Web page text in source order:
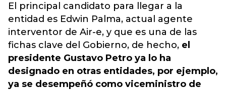
El principal candidato para llegar a la
entidad es Edwin Palma, actual agente
interventor de Air-e, y que es una de las
fichas clave del Gobierno, de hecho, el
presidente Gustavo Petro ya lo ha
designado en otras entidades, por ejemplo,
ya se desempeñó como viceministro de